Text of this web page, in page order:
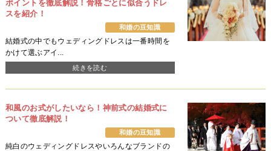
ポイントを徹底解説！骨格ごとに似合うドレ
スを紹介！
和婚の豆知識
結婚式の中でもウェディングドレスは一番時間を
かけて選ぶアイ...
続きを読む
和風のお式がしたいなら！神前式の結婚式に
ついて徹底解説！
和婚の豆知識
純白のウェディングドレスやいろんなブランドの